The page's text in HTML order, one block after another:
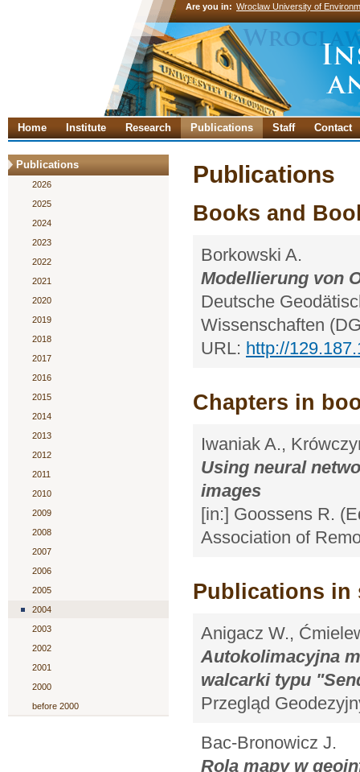
Are you in: Wroclaw University of
Home Institute Research Publications Staff Contact
Publications
2026
2025
2024
2023
2022
2021
2020
2019
2018
2017
2016
2015
2014
2013
2012
2011
2010
2009
2008
2007
2006
2005
2004
2003
2002
2001
2000
before 2000
Publications
Books and
Borkowski A.
Modellierung von
Deutsche
Wissenschaften
URL: http://
Chapters in
Iwaniak A.,
Using neural
images
[in:] Goossens R.
Association of
Publications
Anigacz W.,
Autokolimacyjna
walcarki typu
Przegląd
Bac-Bronowicz J.
Rola mapy w